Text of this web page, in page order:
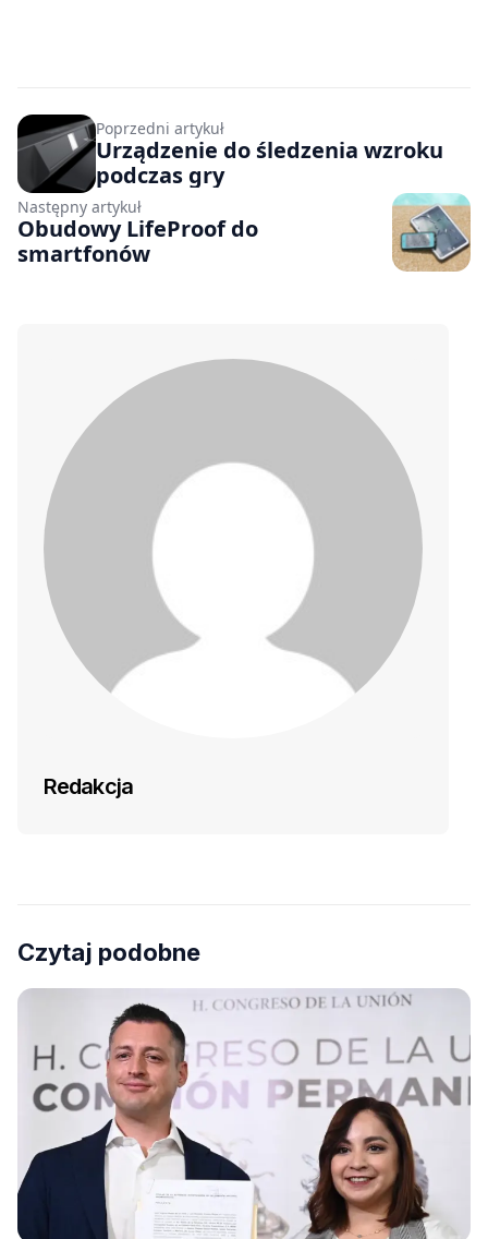
Poprzedni artykuł
Urządzenie do śledzenia wzroku
podczas gry
Następny artykuł
Obudowy LifeProof do
smartfonów
Redakcja
Czytaj podobne